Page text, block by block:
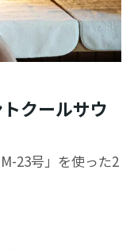
クールサウ
23号」を使った2